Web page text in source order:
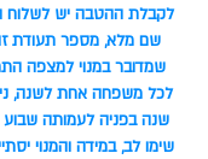
לקבלת ההטבה יש לשלוח
שם מלא, מספר תעודת
שמדובר במנוי למצפה
לכל משפחה אחת לשנה,
שנה בפניה לעמותה שבוע
שימו לב, במידה והמנוי